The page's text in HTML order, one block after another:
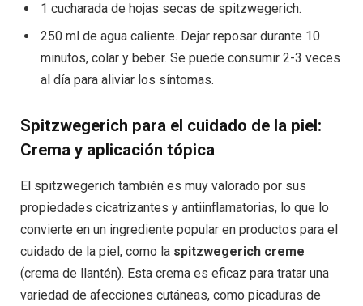
1 cucharada de hojas secas de spitzwegerich.
250 ml de agua caliente. Dejar reposar durante 10
minutos, colar y beber. Se puede consumir 2-3 veces
al día para aliviar los síntomas.
Spitzwegerich para el cuidado de la piel:
Crema y aplicación tópica
El spitzwegerich también es muy valorado por sus
propiedades cicatrizantes y antiinflamatorias, lo que lo
convierte en un ingrediente popular en productos para el
cuidado de la piel, como la spitzwegerich creme
(crema de llantén). Esta crema es eficaz para tratar una
variedad de afecciones cutáneas, como picaduras de